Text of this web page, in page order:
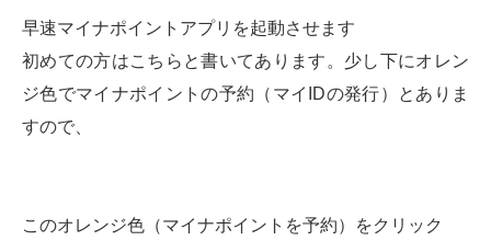
早速マイナポイントアプリを起動させます
初めての方はこちらと書いてあります。少し下にオレン
ジ色でマイナポイントの予約（マイIDの発行）とありま
すので、
このオレンジ色（マイナポイントを予約）をクリック